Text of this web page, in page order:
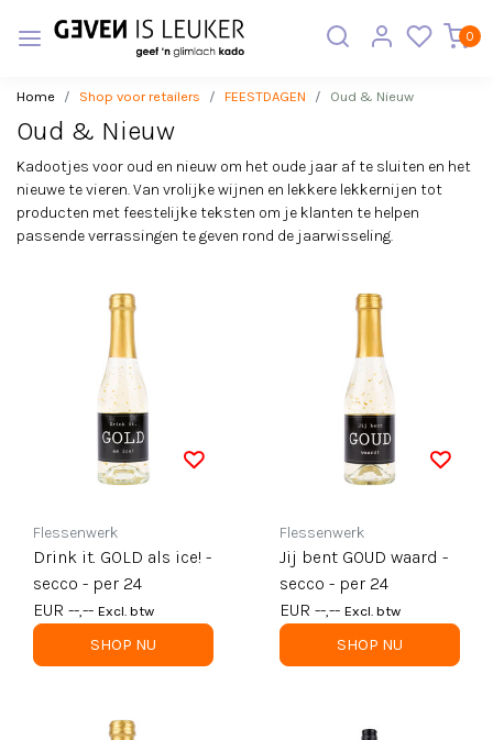
0
Home Shop voor retailers FEESTDAGEN Oud & Nieuw
Oud & Nieuw
Kadootjes voor oud en nieuw om het oude jaar af te sluiten en het
nieuwe te vieren. Van vrolijke wijnen en lekkere lekkernijen tot
producten met feestelijke teksten om je klanten te helpen
passende verrassingen te geven rond de jaarwisseling.
Flessenwerk
Drink it. GOLD als ice! -
secco - per 24
EUR --,-- Excl. btw
SHOP NU
Flessenwerk
Jij bent GOUD waard -
secco - per 24
EUR --,-- Excl. btw
SHOP NU